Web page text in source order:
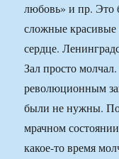
любовь» и пр. Это
сложные красивые
сердце.
Зал просто
революционным
были не нужны.
мрачном
какое-то время